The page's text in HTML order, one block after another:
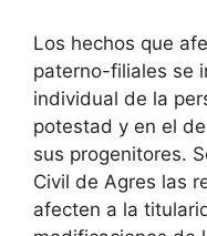
Los hechos que
paterno-filiales se
individual de la
potestad y en el
sus progenitores.
Civil de Agres las
afecten a la